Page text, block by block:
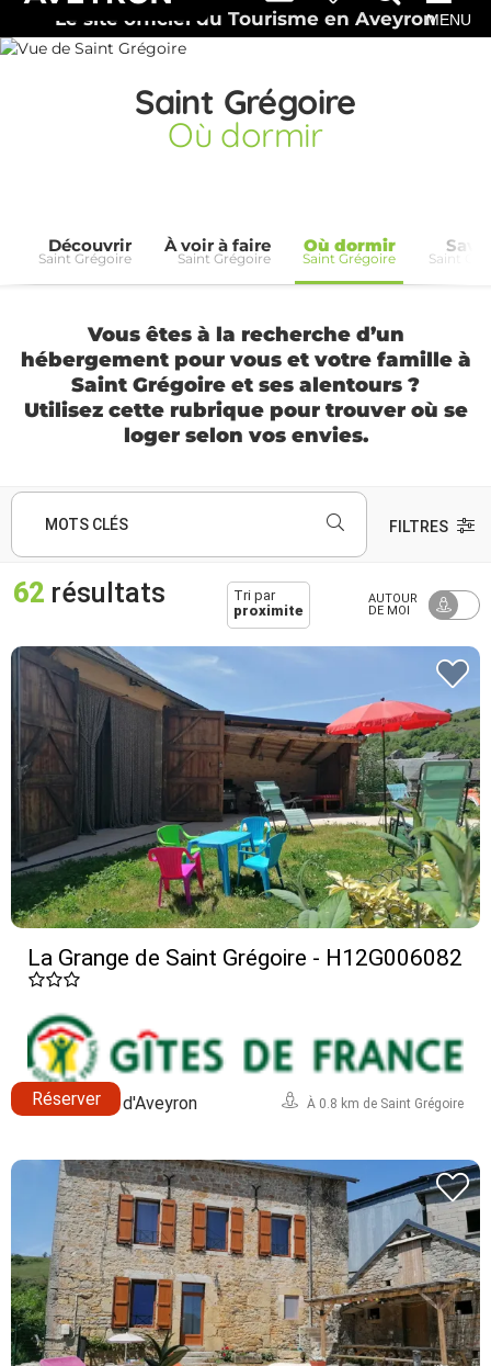
Le site officiel du Tourisme en AveyronMENU
Saint Grégoire
Où dormir
Découvrir
Saint Grégoire
À voir à faire
Saint Grégoire
Où dormir
Saint Grégoire Saint
Vous êtes à la recherche d’un
hébergement pour vous et votre famille à
Saint Grégoire et ses alentours ?
Utilisez cette rubrique pour trouver où se
loger selon vos envies.
MOTS CLÉS FILTRES
62 résultats
Tri par
proximite
AUTOUR
DE MOI
La Grange de Saint Grégoire - H12G006082
Sévérac d'Aveyron À 0.8 km de Saint Grégoire
Réserver